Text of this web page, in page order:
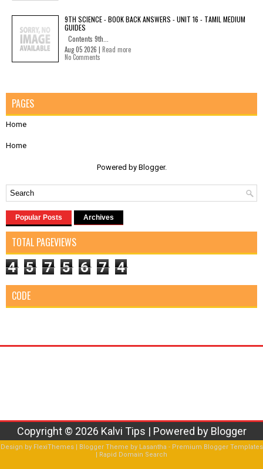
9TH SCIENCE - BOOK BACK ANSWERS - UNIT 16 - TAMIL MEDIUM
GUIDES
Contents 9th...
Aug 05 2026 | Read more
No Comments
PAGES
Home
Home
Powered by Blogger.
Popular Posts Archives
TOTAL PAGEVIEWS
4 5 7 5 6 7 4
CODE
Copyright © 2026 Kalvi Tips | Powered by Blogger
Design by FlexiThemes| Blogger Theme by Lasantha - Premium Blogger Templates
| Rapid Domain Search